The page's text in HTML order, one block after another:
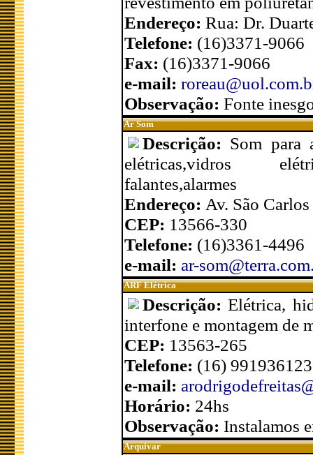
Endereço: Rua: Dr.
Telefone: (16)3371-9066
Fax: (16)3371-9066
e-mail:
Observação: Fonte
Ar Som
Descrição: Som para
elétricas,vidros
falantes,alarmes
Endereço: Av. São
CEP: 13566-330
Telefone: (16)3361-4496
e-mail: ar-
ARF Elétrica
Descrição:Elétrica,
interfone e montagem de
CEP: 13563-265
Telefone: (16)
e-mail:
Horário: 24hs
Observação: Instalamos
Arquivar